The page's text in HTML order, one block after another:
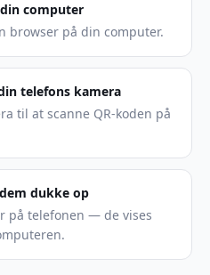
computer
browser på din computer.
telefons kamera
til at scanne QR-koden på
dukke op
på telefonen — de vises